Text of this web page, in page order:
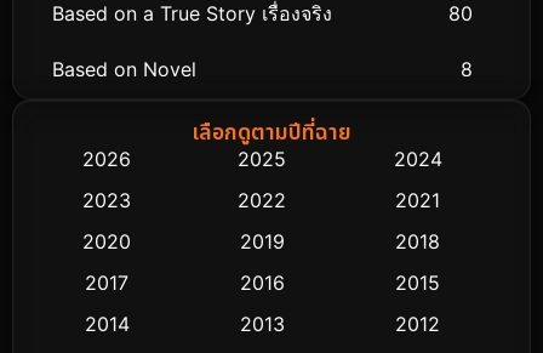
Based on a True Story เรื่องจริง 80
Based on Novel 8
Biography ชีวิตจริง
Classic หนังคลาสสิก
Comedy ตลก 453
เลือกดูตามปีที่ฉาย
2026 2025
2024
2023
2022
2021
2020
2019
2018
2017
2016
2015
2014
2013
2012